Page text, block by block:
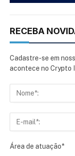
RECEBA
Cadastre-se em
acontece no Crypto
Área de atuação*